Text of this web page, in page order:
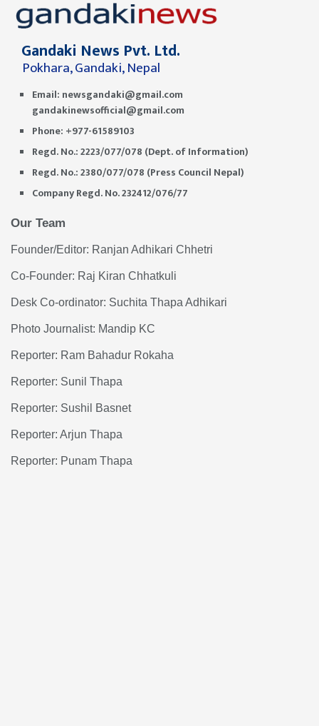
Gandaki News Pvt. Ltd.
Pokhara, Gandaki, Nepal
Email: newsgandaki@gmail.com
gandakinewsofficial@gmail.com
Phone: +977-61589103
Regd. No.: 2223/077/078 (Dept. of Information)
Regd. No.: 2380/077/078 (Press Council Nepal)
Company Regd. No. 232412/076/77
Our Team
Founder/Editor: Ranjan Adhikari Chhetri
Co-Founder: Raj Kiran Chhatkuli
Desk Co-ordinator: Suchita Thapa Adhikari
Photo Journalist: Mandip KC
Reporter: Ram Bahadur Rokaha
Reporter: Sunil Thapa
Reporter: Sushil Basnet
Reporter: Arjun Thapa
Reporter: Punam Thapa